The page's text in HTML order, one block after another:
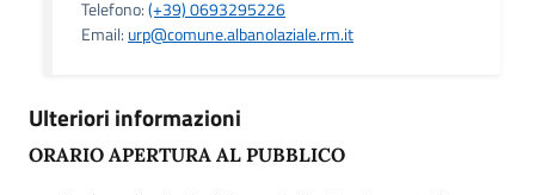
Telefono:(+39) 0693295226
Email: urp@comune.albanolaziale.rm.it
Ulteriori informazioni
ORARIO APERTURA AL PUBBLICO